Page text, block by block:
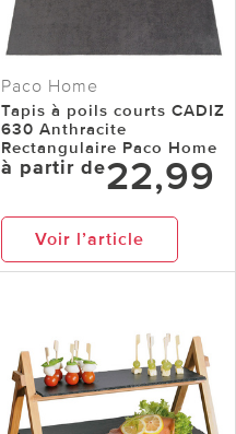
Paco Home
Tapis à poils courts CADIZ
630 Anthracite
Rectangulaire Paco Home
à partir de22,99
Voir l’article